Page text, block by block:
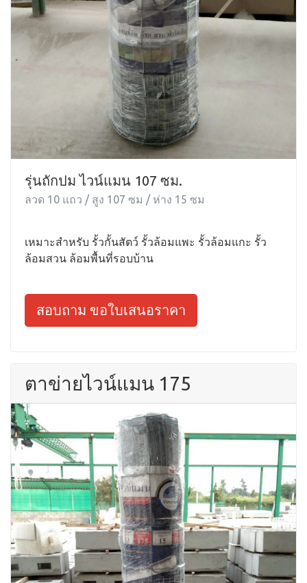
รุ่นถักปม ไวน์แมน 107 ซม.
ลวด 10 แถว / สูง 107 ซม / ห่าง 15 ซม
เหมาะสำหรับ รั้วกั้นสัตว์ รั้วล้อมแพะ รั้วล้อมแกะ รั้ว
ล้อมสวน ล้อมพื้นที่รอบบ้าน
สอบถาม ขอใบเสนอราคา
ตาข่ายไวน์แมน 175